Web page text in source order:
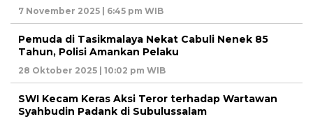
7 November 2025 | 6:45 pm WIB
Pemuda di Tasikmalaya Nekat Cabuli Nenek 85
Tahun, Polisi Amankan Pelaku
28 Oktober 2025 | 10:02 pm WIB
SWI Kecam Keras Aksi Teror terhadap Wartawan
Syahbudin Padank di Subulussalam